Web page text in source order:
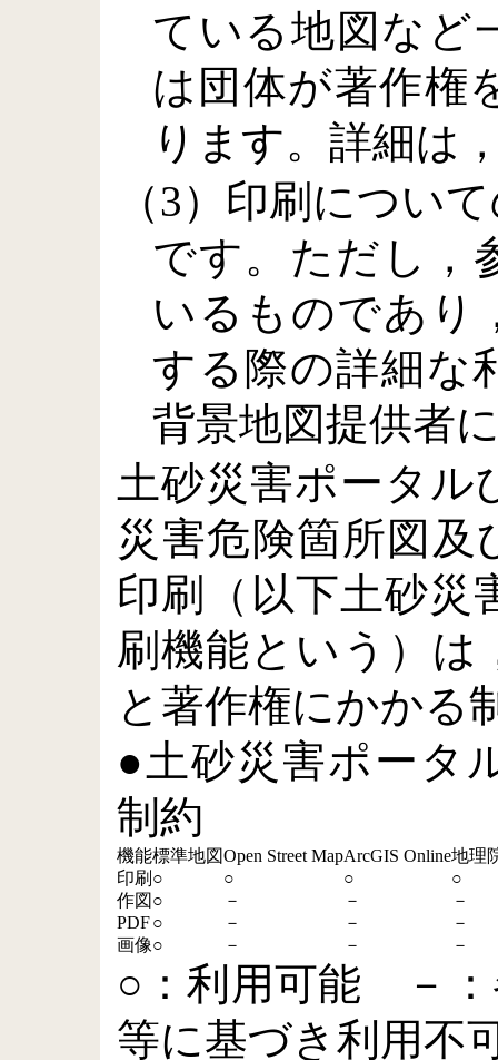
ている地図など
は団体が著作権
ります。詳細は
（3）印刷につい
です。ただし，
いるものであり
する際の詳細な
背景地図提供者
土砂災害ポータル
災害危険箇所図及
印刷（以下土砂災
刷機能という）は
と著作権にかかる
●土砂災害ポータ
制約
機能標準地図Open Street MapArcGIS Online地理
印刷 ○ ○ ○
○
作図 ○ － －
－
PDF○ － －
－
画像○ － － －
○：利用可能 －：
等に基づき利用不